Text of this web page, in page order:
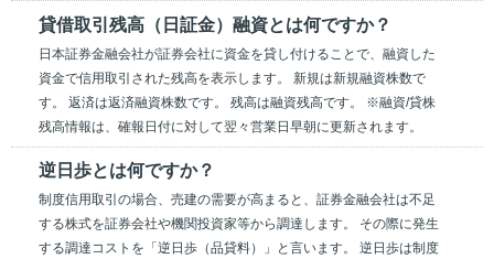
貸借取引残高（日証金）融資とは何ですか？
日本証券金融会社が証券会社に資金を貸し付けることで、融資した
資金で信用取引された残高を表示します。 新規は新規融資株数で
す。 返済は返済融資株数です。 残高は融資残高です。 ※融資/貸株
残高情報は、確報日付に対して翌々営業日早朝に更新されます。
逆日歩とは何ですか？
制度信用取引の場合、売建の需要が高まると、証券金融会社は不足
する株式を証券会社や機関投資家等から調達します。 その際に発生
する調達コストを「逆日歩（品貸料）」と言います。 逆日歩は制度